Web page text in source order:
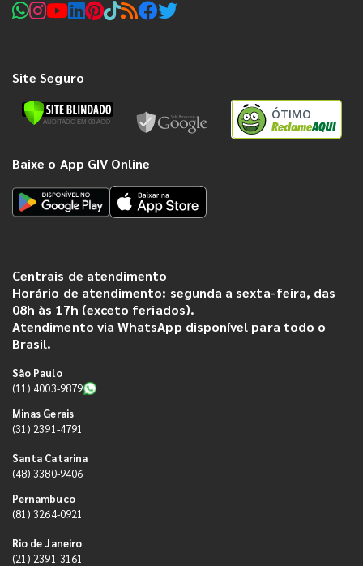
Site Seguro
ÓTIMO
Baixe o App GIV Online
Centrais de atendimento
Horário de atendimento: segunda a sexta-feira, das
08h às 17h (exceto feriados).
Atendimento via WhatsApp disponível para todo o
Brasil.
São Paulo
(11) 4003-9879
Minas Gerais
(31) 2391-4791
Santa Catarina
(48) 3380-9406
Pernambuco
(81) 3264-0921
Rio de Janeiro
(21) 2391-3161